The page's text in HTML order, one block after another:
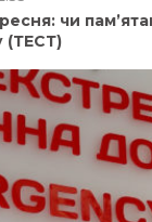
чи
(ТЕСТ)